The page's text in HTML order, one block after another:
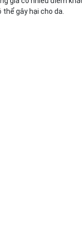
gây hại cho da.